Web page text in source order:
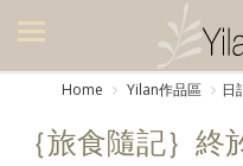
美食集
Home Yilan作品區 日
｛旅食隨記｝